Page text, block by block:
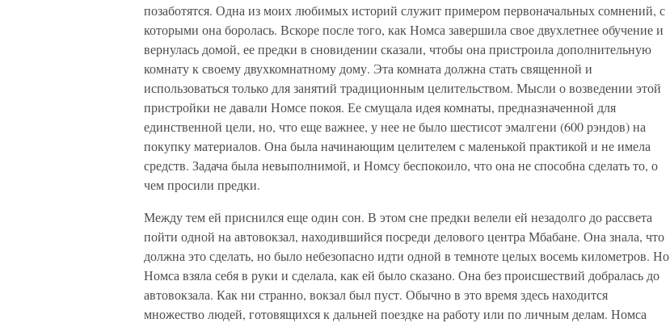
позаботятся. Одна из моих любимых историй служит примером первоначальных сомнений, с
которыми она боролась. Вскоре после того, как Номса завершила свое двухлетнее обучение и
вернулась домой, ее предки в сновидении сказали, чтобы она пристроила дополнительную
комнату к своему двухкомнатному дому. Эта комната должна стать священной и
использоваться только для занятий традиционным целительством. Мысли о возведении этой
пристройки не давали Номсе покоя. Ее смущала идея комнаты, предназначенной для
единственной цели, но, что еще важнее, у нее не было шестисот эмалгени (600 рэндов) на
покупку материалов. Она была начинающим целителем с маленькой практикой и не имела
средств. Задача была невыполнимой, и Номсу беспокоило, что она не способна сделать то, о
чем просили предки.
Между тем ей приснился еще один сон. В этом сне предки велели ей незадолго до рассвета
пойти одной на автовокзал, находившийся посреди делового центра Мбабане. Она знала, что
должна это сделать, но было небезопасно идти одной в темноте целых восемь километров. Но
Номса взяла себя в руки и сделала, как ей было сказано. Она без происшествий добралась до
автовокзала. Как ни странно, вокзал был пуст. Обычно в это время здесь находится
множество людей, готовящихся к дальней поездке на работу или по личным делам. Номса